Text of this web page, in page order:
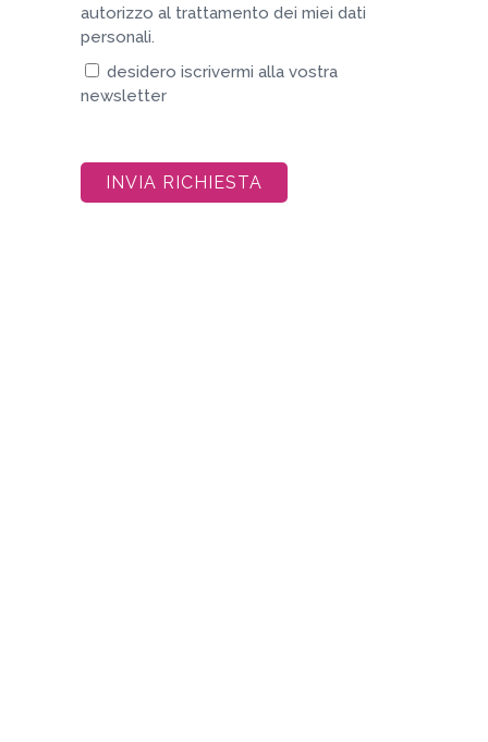
autorizzo al trattamento dei miei dati
personali.
desidero iscrivermi alla vostra
newsletter